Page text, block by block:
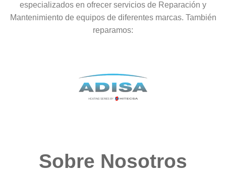
especializados en ofrecer servicios de Reparación y
Mantenimiento de equipos de diferentes marcas. También
reparamos:
Sobre Nosotros